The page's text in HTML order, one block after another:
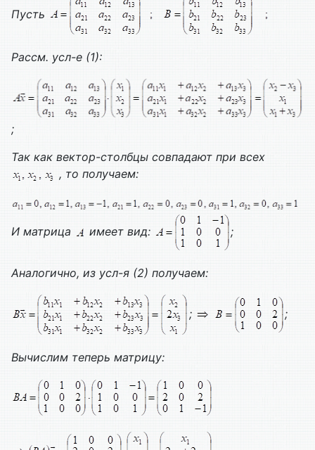
Пусть
Рассм. усл-е (1):
;
Так как вектор-столбцы совпадают при всех
, то получаем:
И матрица имеет вид: ;
Аналогично, из усл-я (2) получаем:
; ;
Вычислим теперь матрицу: